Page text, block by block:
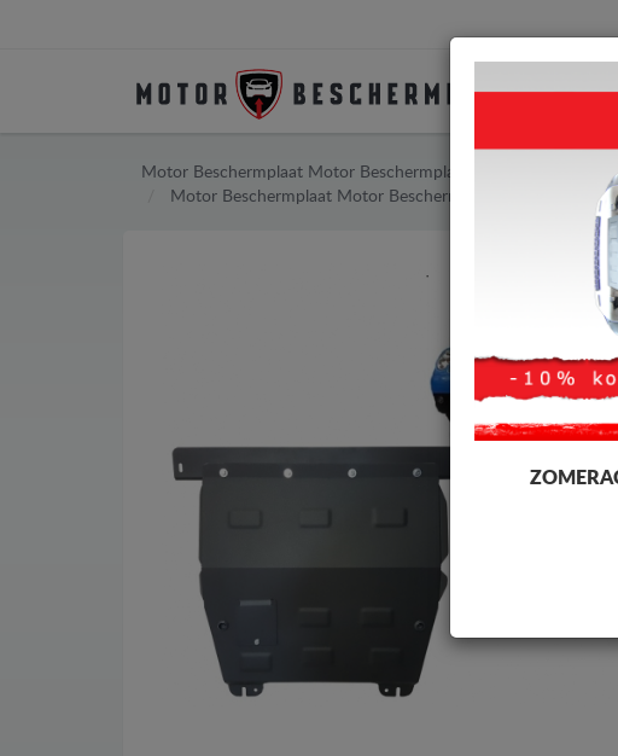
Motor Beschermplaat Motor Beschermplaat Volkswagen
Motor Beschermplaat Motor Beschermplaat Volkswagen